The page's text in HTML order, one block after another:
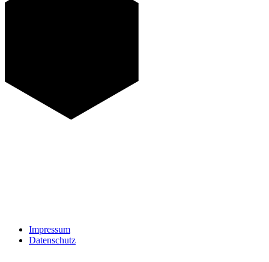
Impressum
Datenschutz